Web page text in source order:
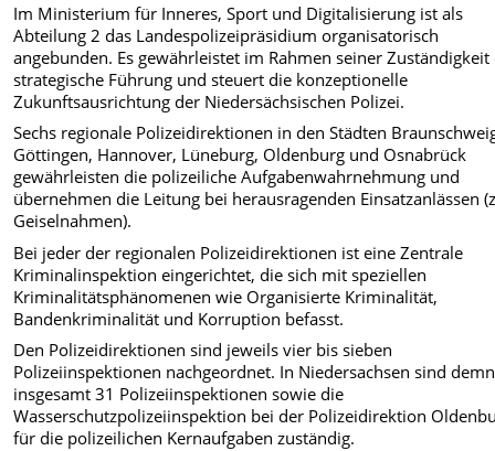
Im Ministerium für Inneres, Sport und Digitalisierung ist als
Abteilung 2 das Landespolizeipräsidium organisatorisch
angebunden. Es gewährleistet im Rahmen seiner Zuständigkeit
strategische Führung und steuert die konzeptionelle
Zukunftsausrichtung der Niedersächsischen Polizei.
Sechs regionale Polizeidirektionen in den Städten
Göttingen, Hannover, Lüneburg, Oldenburg und Osnabrück
gewährleisten die polizeiliche Aufgabenwahrnehmung und
übernehmen die Leitung bei herausragenden Einsatzanlässen
Geiselnahmen).
Bei jeder der regionalen Polizeidirektionen ist eine Zentrale
Kriminalinspektion eingerichtet, die sich mit speziellen
Kriminalitätsphänomenen wie Organisierte Kriminalität,
Bandenkriminalität und Korruption befasst.
Den Polizeidirektionen sind jeweils vier bis sieben
Polizeiinspektionen nachgeordnet. In Niedersachsen sind
insgesamt 31 Polizeiinspektionen sowie die
Wasserschutzpolizeiinspektion bei der Polizeidirektion
für die polizeilichen Kernaufgaben zuständig.